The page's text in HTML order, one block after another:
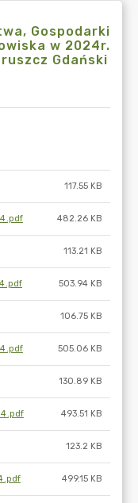
Gospodarki
w 2024r.
Gdański
117.55 KB
482.26 KB
113.21 KB
503.94 KB
106.75 KB
505.06 KB
130.89 KB
493.51 KB
123.2 KB
499.15 KB